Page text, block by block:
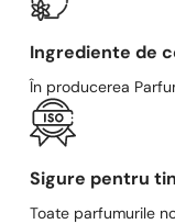
Ingrediente de
În producerea
Sigure pentru
Toate parfumurile